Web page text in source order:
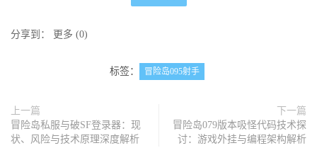
分享到： 更多 (0)
标签： 冒险岛095射手
上一篇
冒险岛私服与破SF登录器：现
状、风险与技术原理深度解析
下一篇
冒险岛079版本吸怪代码技术探
讨：游戏外挂与编程架构解析